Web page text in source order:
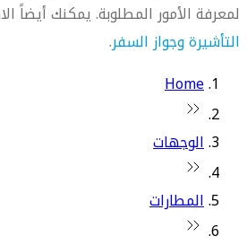
لمعرفة الأمور المطلوبة. يمكنك أيضاً
التأشيرة وجواز السفر.
Home
الوجهات
المطارات